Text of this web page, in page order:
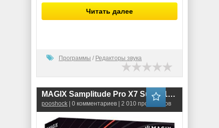
Читать далее
Программы / Редакторы звука
MAGIX Samplitude Pro X7 Suite (18.1.1.22392)
pooshock | 0 комментариев | 2 010 просмотров